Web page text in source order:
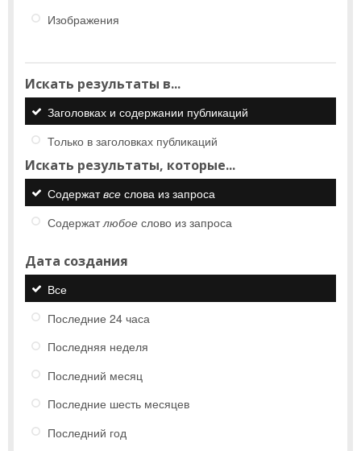
Изображения
Искать результаты в...
Заголовках и содержании публикаций
Только в заголовках публикаций
Искать результаты, которые...
Содержатвсе слова из запроса
Содержатлюбое слово из запроса
Дата создания
Все
Последние 24 часа
Последняя неделя
Последний месяц
Последние шесть месяцев
Последний год